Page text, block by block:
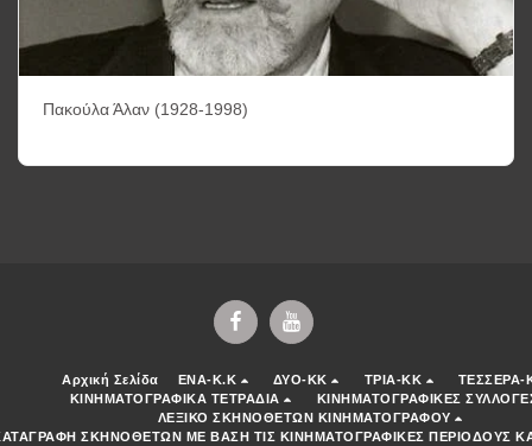
Πακούλα Άλαν (1928-1998)
Αρχική Σελίδα ENA-K.K ΔΥΟ-ΚΚ ΤΡΙΑ-ΚΚ
ΤΕΣΣΕΡΑ-
ΚΙΝΗΜΑΤΟΓΡΑΦΙΚΑ ΤΕΤΡΑΔΙΑ
ΚΙΝΗΜΑΤΟΓΡΑΦΙΚΕΣ
ΛΕΞΙΚΟ ΣΚΗΝΟΘΕΤΩΝ ΚΙΝΗΜΑΤΟΓΡΑΦΟΥ
ΣΚΗΝΟΘΕΤΩΝ ΜΕ ΒΑΣΗ ΤΙΣ ΚΙΝΗΜΑΤΟΓΡΑΦΙΚΕΣ ΠΕΡΙΟΔΟΥΣ